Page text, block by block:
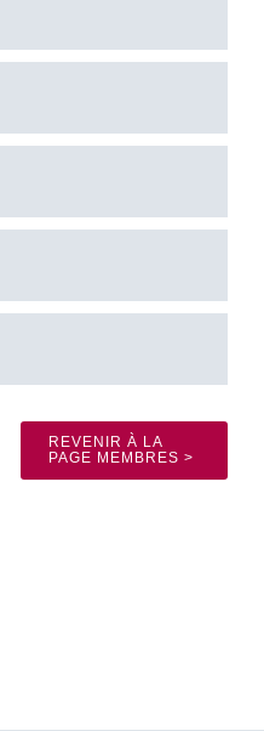
REVENIR À LA
PAGE MEMBRES >